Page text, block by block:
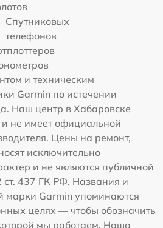
Спутниковых
телефонов
и техническим
Garmin по истечении
Наш центр в Хабаровске
и не имеет официальной
Цены на ремонт,
исключительно
и не являются публичной
ст. 437 ГК РФ. Названия и
марки Garmin упоминаются
целях — чтобы обозначить
мы работаем. Наша